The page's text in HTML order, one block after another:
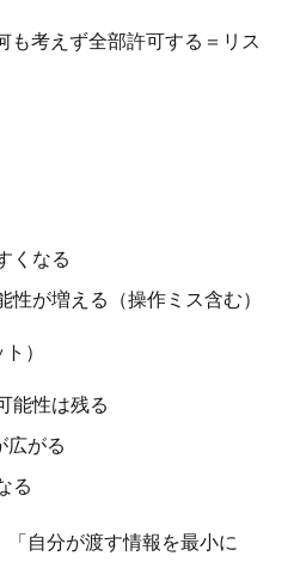
も考えず全部許可する＝リス
くなる
が増える（操作ミス含む）
）
能性は残る
広がる
る
自分が渡す情報を最小に